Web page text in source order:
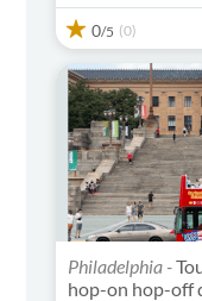
0/5 (0)
Philadelphia -
hop-on hop-off